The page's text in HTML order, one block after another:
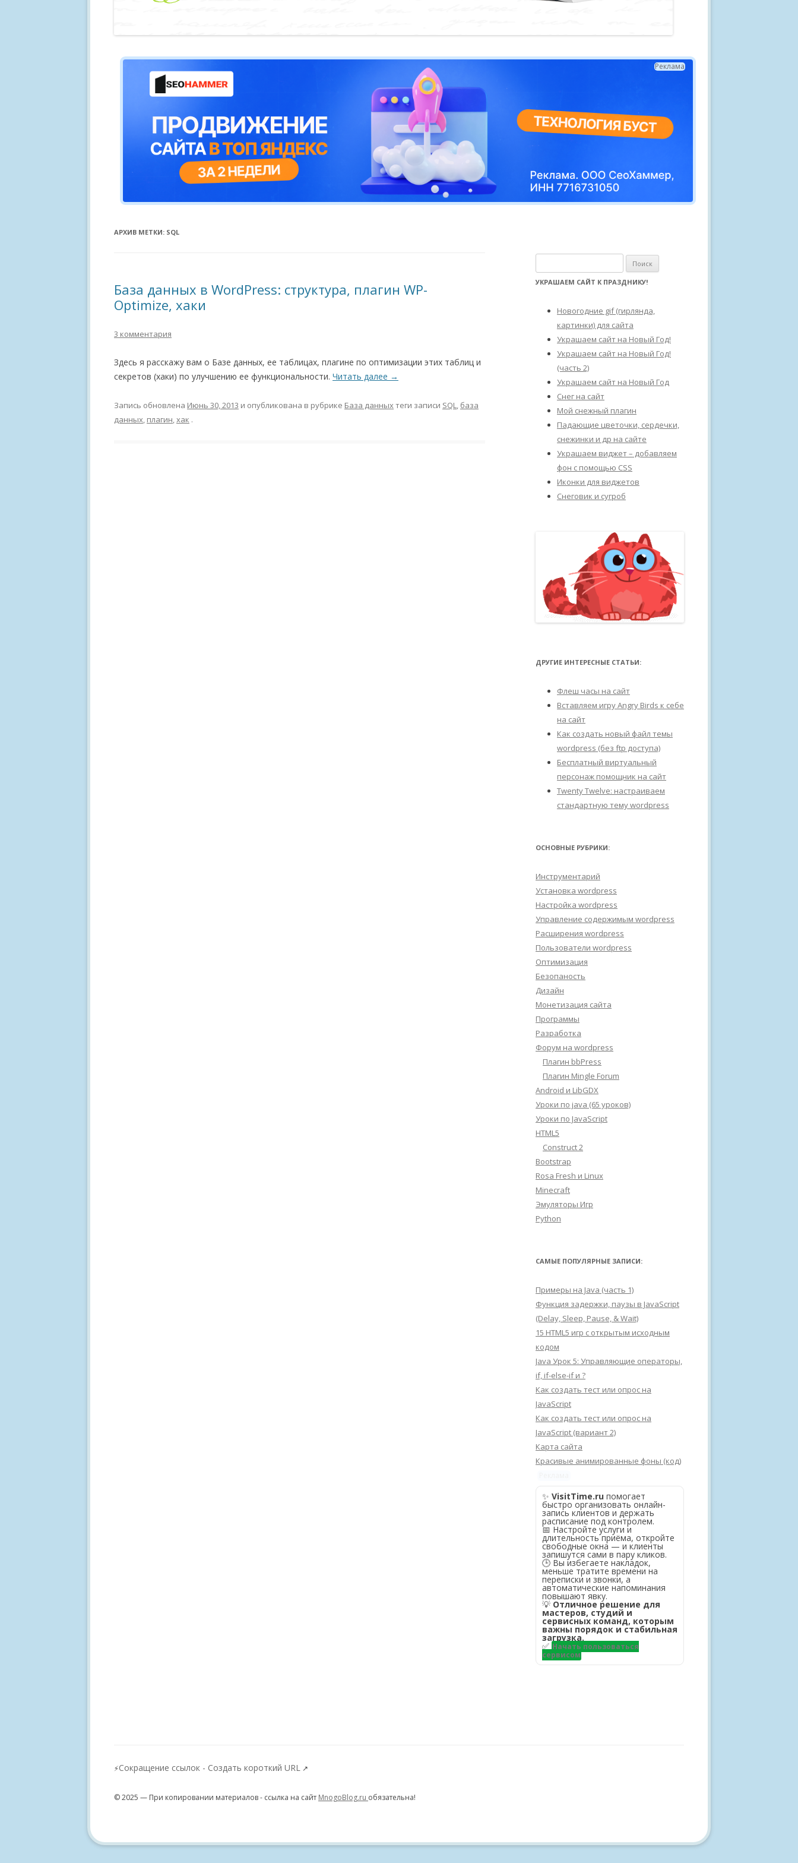
Реклама
АРХИВ МЕТКИ: SQL
База данных в WordPress: структура, плагин WP-
Optimize, хаки
3 комментария
Здесь я расскажу вам о Базе данных, ее таблицах, плагине по оптимизации этих таблиц и
секретов (хаки) по улучшению ее функциональности. Читать далее →
Запись обновлена Июнь 30, 2013 и опубликована в рубрике База данныхтеги записи SQL, база
данных, плагин,хак .
а
УКРАШАЕМ САЙТ К ПРАЗДНИКУ!
Новогодние gif (гирлянда,
картинки) для сайта
Украшаем сайт на Новый Год!
Украшаем сайт на Новый Год!
(часть 2)
Украшаем сайт на Новый Год
Снег на сайт
Мой снежный плагин
Падающие цветочки, сердечки,
снежинки и др на сайте
Украшаем виджет – добавляем
фон с помощью CSS
Иконки для виджетов
Снеговик и сугроб
ДРУГИЕ ИНТЕРЕСНЫЕ СТАТЬИ:
Флеш часы на сайт
Вставляем игру Angry Birds к себе
на сайт
Как создать новый файл темы
wordpress (без ftp доступа)
Бесплатный виртуальный
персонаж помощник на сайт
Twenty Twelve: настраиваем
стандартную тему wordpress
ОСНОВНЫЕ РУБРИКИ:
Инструментарий
Установка wordpress
Настройка wordpress
Управление содержимым wordpress
Расширения wordpress
Пользователи wordpress
Оптимизация
Безопаность
Дизайн
Монетизация сайта
Программы
Разработка
Форум на wordpress
Плагин bbPress
Плагин Mingle Forum
Android и LibGDX
Уроки по java (65 уроков)
Уроки по JavaScript
HTML5
Construct 2
Bootstrap
Rosa Fresh и Linux
Minecraft
Эмуляторы Игр
Python
САМЫЕ ПОПУЛЯРНЫЕ ЗАПИСИ:
Примеры на Java (часть 1)
Функция задержки, паузы в JavaScript
(Delay, Sleep, Pause, & Wait)
15 HTML5 игр с открытым исходным
кодом
Java Урок 5: Управляющие операторы,
if, if-else-if и ?
Как создать тест или опрос на
JavaScript
Как создать тест или опрос на
JavaScript (вариант 2)
Карта сайта
Красивые анимированные фоны (код)
✨ VisitTime.ru помогает
быстро организовать онлайн-
запись клиентов и держать
расписание под контролем.
📅 Настройте услуги и
длительность приёма, откройте
свободные окна — и клиенты
запишутся сами в пару кликов.
🕒 Вы избегаете накладок,
меньше тратите времени на
переписки и звонки, а
автоматические напоминания
повышают явку.
💡 Отличное решение для
мастеров, студий и
сервисных команд, которым
важны порядок и стабильная
загрузка.
✅ Начать пользоваться
сервисом
⚡Сокращение ссылок - Создать короткий URL ↗
© 2025 — При копировании материалов - ссылка на сайт MnogoBlog.ru обязательна!